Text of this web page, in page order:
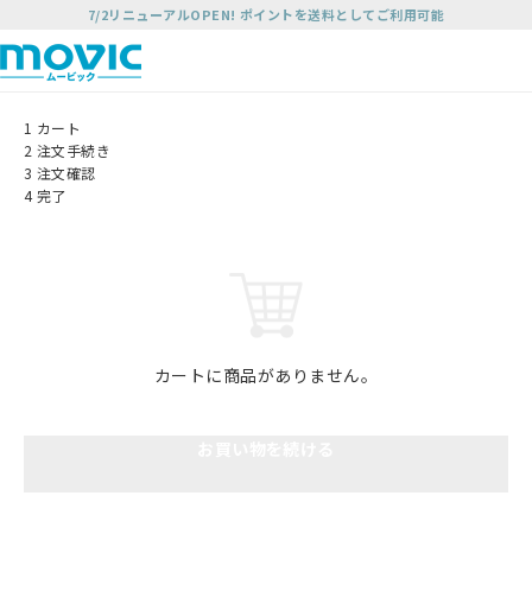
7/2リニューアルOPEN! ポイントを送料としてご利用可能
1 カート
2 注文手続き
3 注文確認
4 完了
カートに商品がありません。